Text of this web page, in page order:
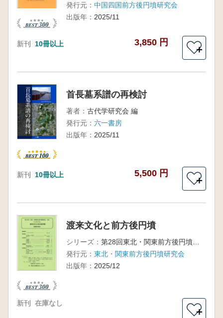
発行元： 中国四国前方後円墳研究会
出版年： 2025/11
新刊 10冊以上 3,850 円
＋
首長墓系譜の再検討
著者： 古代学研究会 編
発行元： 六一書房
出版年： 2025/11
新刊 10冊以上 5,500 円
＋
渡来文化と前方後円墳
シリーズ：
第28回東北・関東前方後円墳研究会大会
発行元： 東北・関東前方後円墳研究会
出版年： 2025/12
新刊 在庫なし
＋